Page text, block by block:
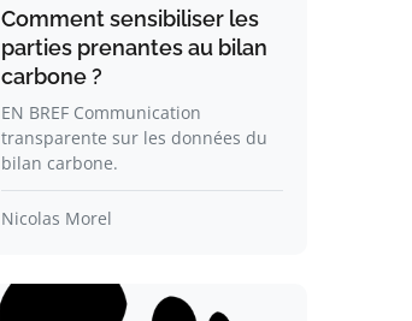
Comment sensibiliser les
parties prenantes au bilan
carbone ?
EN BREF Communication
transparente sur les données du
bilan carbone.
Nicolas Morel